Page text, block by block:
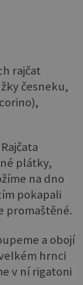
rajčat
česneku,
plátky,
na dno
pokapali
promaštěné.
a obojí
hrnci
v ní rigatoni